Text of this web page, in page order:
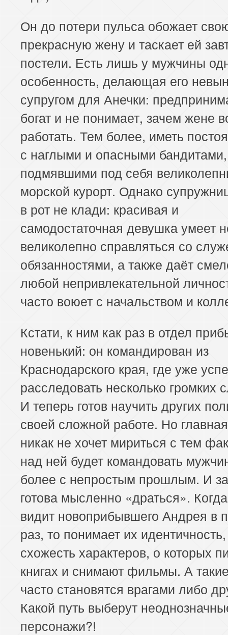
Он до потери пульса обожает
прекрасную жену и таскает ей
постели. Есть лишь у мужчины
особенность, делающая его
супругом для Анечки:
богат и не понимает, зачем жене
работать. Тем более, иметь
с наглыми и опасными
подмявшими под себя
морской курорт. Однако
в рот не клади: красивая и
самодостаточная девушка умеет
великолепно справляться со
обязанностями, а также даёт
любой непривлекательной
часто воюет с начальством и
Кстати, к ним как раз в отдел
новенький: он командирован из
Краснодарского края, где уже
расследовать несколько громких
И теперь готов научить других
своей сложной работе. Но
никак не хочет мириться с тем
над ней будет командовать
более с непростым прошлым. И
готова мысленно «драться».
видит новоприбывшего Андрея в
раз, то понимает их идентичность,
схожесть характеров, о которых
книгах и снимают фильмы. А
часто становятся врагами либо
Какой путь выберут
персонажи?!